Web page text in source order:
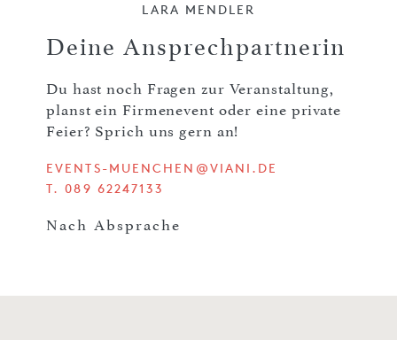
LARA MENDLER
Deine Ansprechpartnerin
Du hast noch Fragen zur Veranstaltung,
planst ein Firmenevent oder eine private
Feier? Sprich uns gern an!
EVENTS-MUENCHEN@VIANI.DE
T. 089 62247133
Nach Absprache